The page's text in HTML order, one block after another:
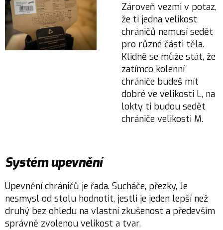
Zároveň vezmi v potaz,
že ti jedna velikost
chráničů nemusí sedět
pro různé části těla.
Klidně se může stát, že
zatímco kolenní
chrániče budeš mít
dobré ve velikosti L, na
lokty ti budou sedět
chrániče velikosti M.
Systém upevnění
Upevnění chráničů je řada. Sucháče, přezky, Je
nesmysl od stolu hodnotit, jestli je jeden lepší než
druhý bez ohledu na vlastní zkušenost a především
správně zvolenou velikost a tvar.